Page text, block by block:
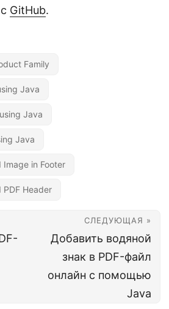
GitHub.
Family
Java
Java
Java
Image in Footer
PDF Header
СЛЕДУЮЩАЯ »
Добавить водяной
знак в PDF-файл
онлайн с помощью
Java